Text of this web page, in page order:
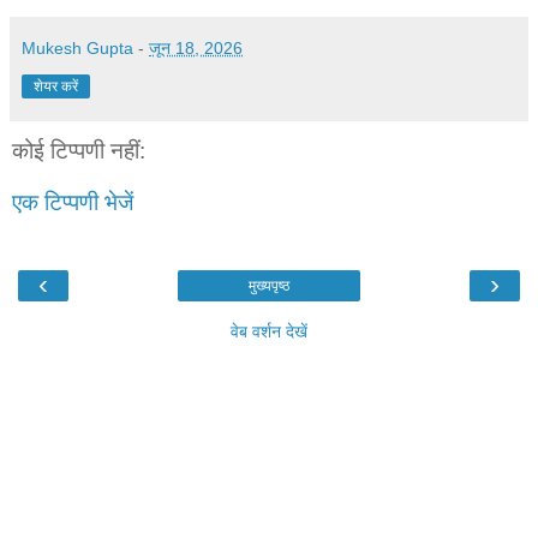
Mukesh Gupta - जून 18, 2026
शेयर करें
कोई टिप्पणी नहीं:
एक टिप्पणी भेजें
‹ ›
मुख्यपृष्ठ
वेब वर्शन देखें